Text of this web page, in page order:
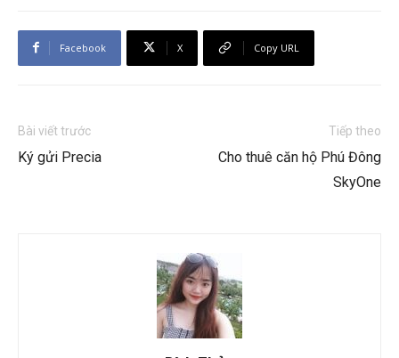
Facebook X Copy URL
Bài viết trước
Ký gửi Precia
Tiếp theo
Cho thuê căn hộ Phú Đông
SkyOne